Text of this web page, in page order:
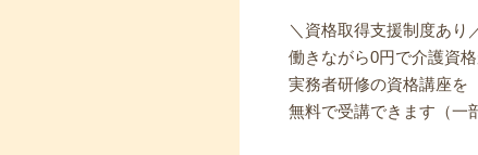
＼資格取得支援制度あり
働きながら0円で介護資格
実務者研修の資格講座を
無料で受講できます（一